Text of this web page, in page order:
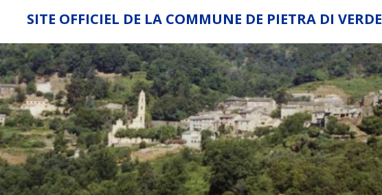
SITE OFFICIEL DE LA COMMUNE DE PIETRA DI VERDE